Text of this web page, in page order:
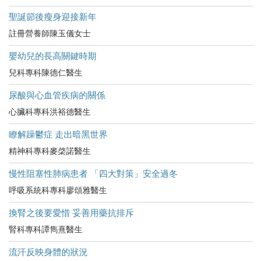
聖誕節後瘦身迎接新年
註冊營養師陳玉儀女士
嬰幼兒的長高關鍵時期
兒科專科陳德仁醫生
尿酸與心血管疾病的關係
心臟科專科洪裕德醫生
瞭解躁鬱症 走出暗黑世界
精神科專科麥棨諾醫生
慢性阻塞性肺病患者 「四大對策」安全過冬
呼吸系統科專科廖頌雅醫生
換腎之後要愛惜 妥善用藥抗排斥
腎科專科譚雋熹醫生
流汗反映身體的狀況